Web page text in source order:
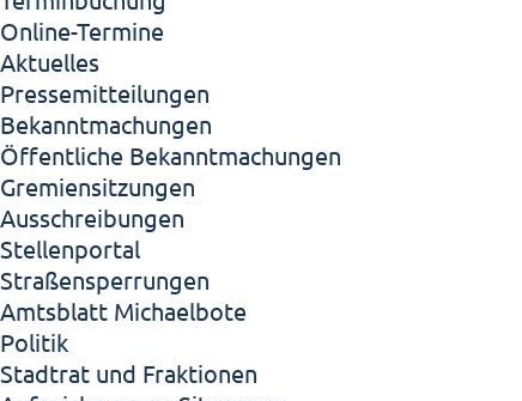
Online-Termine
Aktuelles
Pressemitteilungen
Bekanntmachungen
Öffentliche Bekanntmachungen
Gremiensitzungen
Ausschreibungen
Stellenportal
Straßensperrungen
Amtsblatt Michaelbote
Politik
Stadtrat und Fraktionen